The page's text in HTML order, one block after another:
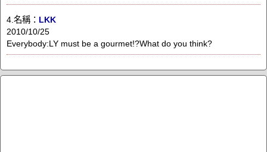
4.名稱： LKK
2010/10/25
Everybody:LY must be a gourmet!?What do you think?